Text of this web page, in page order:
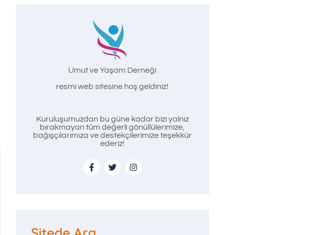
Umut ve Yaşam Derneği
resmi web sitesine hoş geldiniz!
Kuruluşumuzdan bu güne kadar bizi yalnız
bırakmayan tüm değerli gönüllülerimize,
bağışçılarımıza ve destekçilerimize teşekkür
ederiz!